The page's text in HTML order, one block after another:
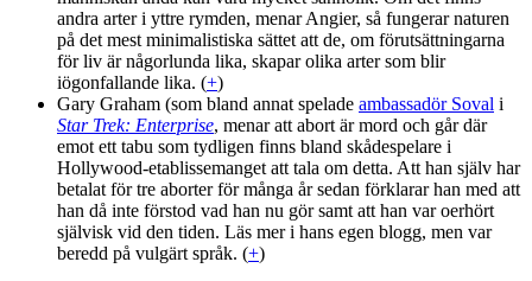
andra arter i yttre rymden, menar Angier, så fungerar naturen
på det mest minimalistiska sättet att de, om förutsättningarna
för liv är någorlunda lika, skapar olika arter som blir
iögonfallande lika. (+)
Gary Graham (som bland annat spelade ambassadör Soval i
Star Trek: Enterprise, menar att abort är mord och går där
emot ett tabu som tydligen finns bland skådespelare i
Hollywood-etablissemanget att tala om detta. Att han själv har
betalat för tre aborter för många år sedan förklarar han med att
han då inte förstod vad han nu gör samt att han var oerhört
självisk vid den tiden. Läs mer i hans egen blogg, men var
beredd på vulgärt språk. (+)